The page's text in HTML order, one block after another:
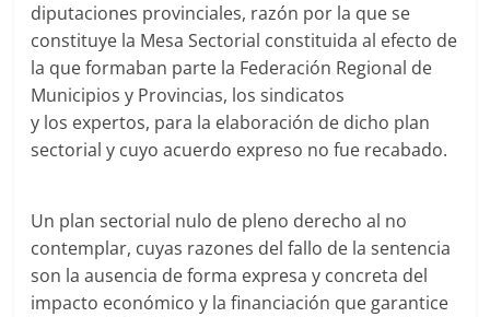
diputaciones provinciales, razón por la que se
constituye la Mesa Sectorial constituida al efecto de
la que formaban parte la Federación Regional de
Municipios y Provincias, los sindicatos
y los expertos, para la elaboración de dicho plan
sectorial y cuyo acuerdo expreso no fue recabado.
Un plan sectorial nulo de pleno derecho al no
contemplar, cuyas razones del fallo de la sentencia
son la ausencia de forma expresa y concreta del
impacto económico y la financiación que garantice